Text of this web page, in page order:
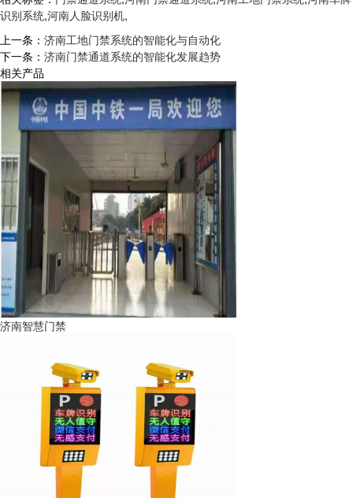
识别系统,河南人脸识别机,
上一条： 济南工地门禁系统的智能化与自动化
下一条： 济南门禁通道系统的智能化发展趋势
相关产品
济南智慧门禁